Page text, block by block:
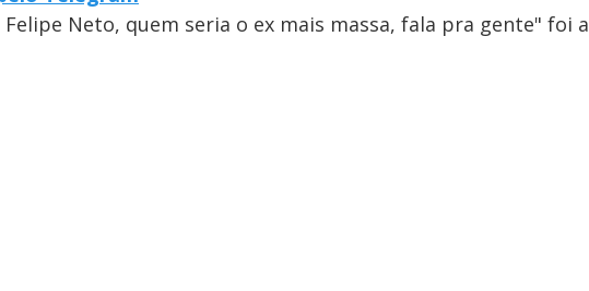
Felipe Neto, quem seria o ex mais massa, fala pra gente" foi a